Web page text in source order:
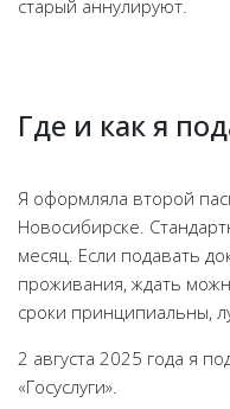
старый аннулируют.
Где и как я
Я оформляла второй
Новосибирске.
месяц. Если подавать
проживания, ждать
сроки принципиальны,
2 августа 2025 года я
«Госуслуги».